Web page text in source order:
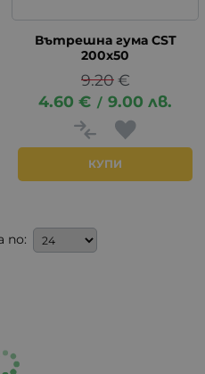
Вътрешна гума CST
200х50
9.20 €
4.60 € / 9.00 лв.
КУПИ
по: